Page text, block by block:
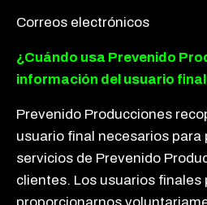
Correos electrónicos
¿Cuándo usa Prevenido
información del usuario
Prevenido Producciones
usuario final necesarios para
servicios de Prevenido
clientes. Los usuarios finales
proporcionarnos